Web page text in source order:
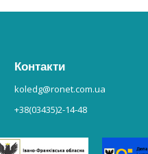
Контакти
koledg@ronet.com.ua
+38(03435)2-14-48